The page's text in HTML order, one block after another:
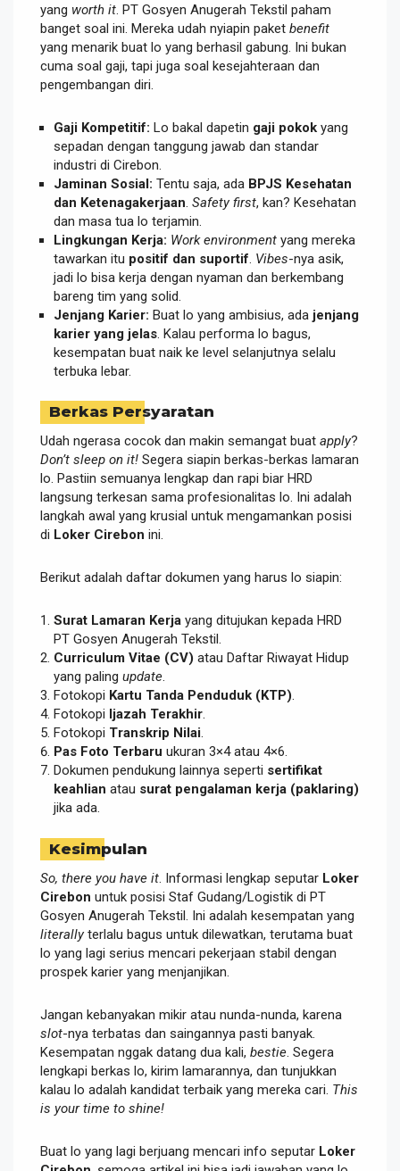
yang worth it . PT Gosyen Anugerah Tekstil paham
banget soal ini. Mereka udah nyiapin paket benefit
yang menarik buat lo yang berhasil gabung. Ini bukan
cuma soal gaji, tapi juga soal kesejahteraan dan
pengembangan diri.
Gaji Kompetitif: Lo bakal dapetin gaji pokok yang
sepadan dengan tanggung jawab dan standar
industri di Cirebon.
Jaminan Sosial: Tentu saja, ada BPJS Kesehatan
dan Ketenagakerjaan Safety first, kan? Kesehatan
dan masa tua lo terjamin.
Lingkungan Kerja: Work environment yang mereka
tawarkan itu positif dan suportif Vibes-nya asik,
jadi lo bisa kerja dengan nyaman dan berkembang
bareng tim yang solid.
Jenjang Karier: Buat lo yang ambisius, ada jenjang
karier yang jelas . Kalau performa lo bagus,
kesempatan buat naik ke level selanjutnya selalu
terbuka lebar.
Berkas Persyaratan
Udah ngerasa cocok dan makin semangat buat apply?
Don’t sleep on it! Segera siapin berkas-berkas lamaran
lo. Pastiin semuanya lengkap dan rapi biar HRD
langsung terkesan sama profesionalitas lo. Ini adalah
langkah awal yang krusial untuk mengamankan posisi
di Loker Cirebon ini.
Berikut adalah daftar dokumen yang harus lo siapin:
Surat Lamaran Kerja yang ditujukan kepada HRD
PT Gosyen Anugerah Tekstil.
Curriculum Vitae (CV) atau Daftar Riwayat Hidup
yang paling update.
Fotokopi Kartu Tanda Penduduk (KTP).
Fotokopi Ijazah Terakhir.
Fotokopi Transkrip Nilai.
Pas Foto Terbaru ukuran 3×4 atau 4×6.
Dokumen pendukung lainnya seperti sertifikat
keahlian atau surat pengalaman kerja (paklaring)
jika ada.
Kesimpulan
So, there you have it . Informasi lengkap seputar Loker
Cirebon untuk posisi Staf Gudang/Logistik di PT
Gosyen Anugerah Tekstil. Ini adalah kesempatan yang
literallyterlalu bagus untuk dilewatkan, terutama buat
lo yang lagi serius mencari pekerjaan stabil dengan
prospek karier yang menjanjikan.
Jangan kebanyakan mikir atau nunda-nunda, karena
slot-nya terbatas dan saingannya pasti banyak.
Kesempatan nggak datang dua kali, bestie . Segera
lengkapi berkas lo, kirim lamarannya, dan tunjukkan
kalau lo adalah kandidat terbaik yang mereka cari. This
is your time to shine!
Buat lo yang lagi berjuang mencari info seputar Loker